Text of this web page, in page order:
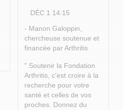
DÉC 1 14:15
- Manon Galoppin,
chercheuse soutenue et
financée par Arthritis
" Soutenir la Fondation
Arthritis, c'est croire à la
recherche pour votre
santé et celles de vos
proches. Donnez du